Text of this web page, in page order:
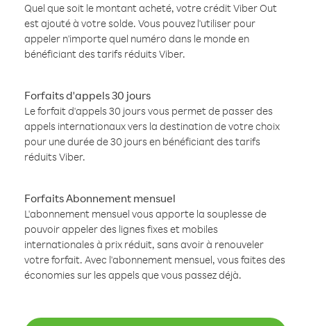
Quel que soit le montant acheté, votre crédit Viber Out
est ajouté à votre solde. Vous pouvez l'utiliser pour
appeler n'importe quel numéro dans le monde en
bénéficiant des tarifs réduits Viber.
Forfaits d'appels 30 jours
Le forfait d'appels 30 jours vous permet de passer des
appels internationaux vers la destination de votre choix
pour une durée de 30 jours en bénéficiant des tarifs
réduits Viber.
Forfaits Abonnement mensuel
L'abonnement mensuel vous apporte la souplesse de
pouvoir appeler des lignes fixes et mobiles
internationales à prix réduit, sans avoir à renouveler
votre forfait. Avec l'abonnement mensuel, vous faites des
économies sur les appels que vous passez déjà.